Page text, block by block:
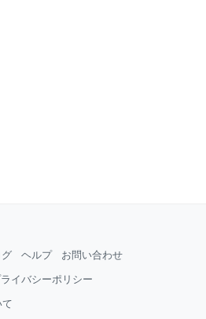
ヘルプ お問い合わせ
イバシーポリシー